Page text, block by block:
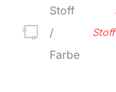
Stoff
/
Farbe